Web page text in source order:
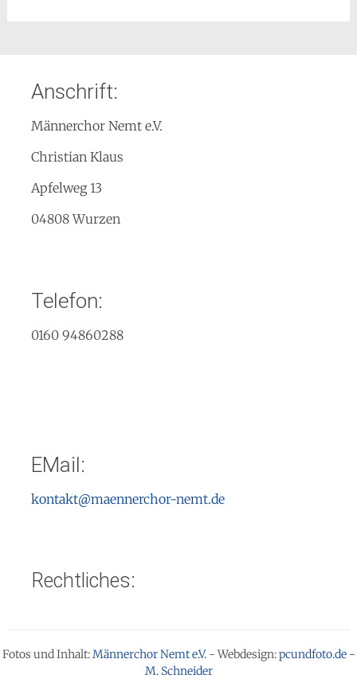
Anschrift:
Männerchor Nemt e.V.
Christian Klaus
Apfelweg 13
04808 Wurzen
Telefon:
0160 94860288
EMail:
kontakt@maennerchor-nemt.de
Rechtliches:
Fotos und Inhalt:Männerchor Nemt e.V.- Webdesign:pcundfoto.de -
M. Schneider